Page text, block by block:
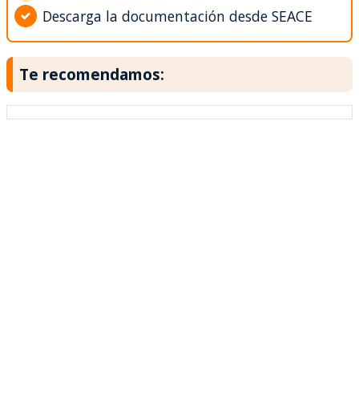
Descarga la documentación desde SEACE
Te recomendamos: